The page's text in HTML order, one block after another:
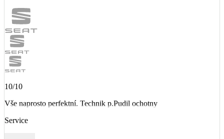
10/10
Vše naprosto perfektní. Technik p.Pudil ochotny
Service